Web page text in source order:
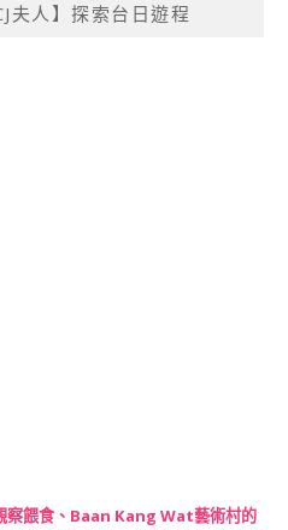
夫人】探索台日遊程
察餵食、Baan Kang Wat藝術村的